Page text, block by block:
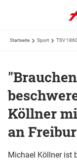
Startseite Sport TSV
Köllner
an
Michael Köllner ist